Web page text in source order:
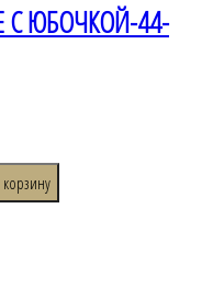
С ЮБОЧКОЙ-44-